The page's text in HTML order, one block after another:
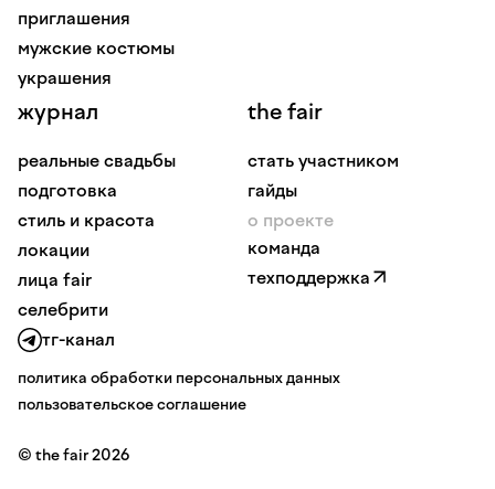
приглашения
мужские костюмы
украшения
журнал
реальные свадьбы
подготовка
стиль и красота
локации
лица fair
селебрити
the fair
стать участником
гайды
о проекте
команда
техподдержка
тг-канал
политика обработки персональных данных
пользовательское соглашение
© the fair 2026